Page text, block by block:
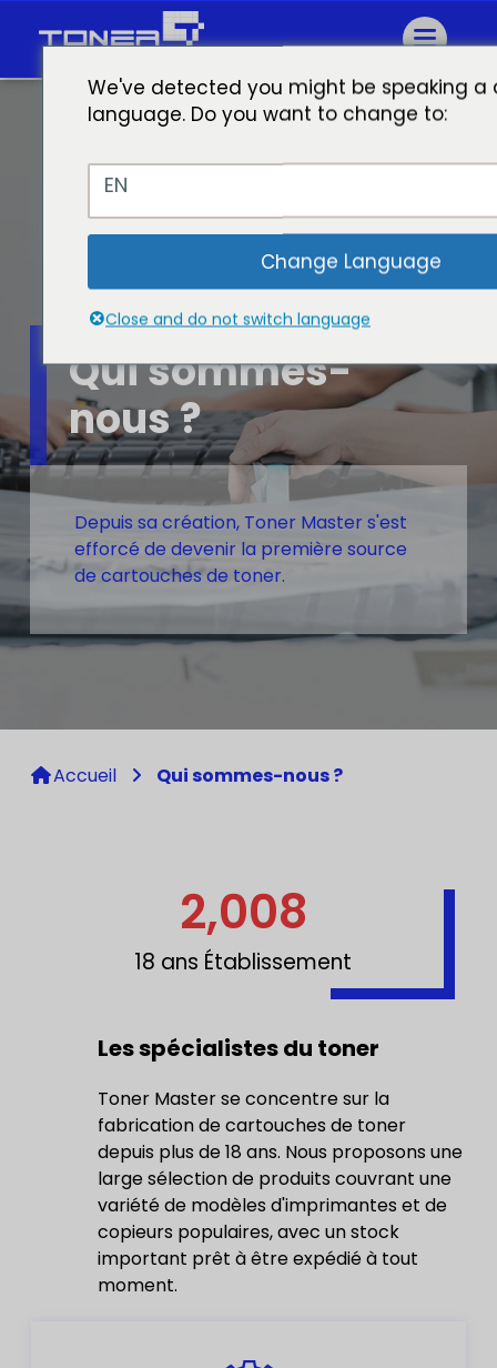
Qui sommes-
nous ?
Depuis sa création, Toner Master s'est
efforcé de devenir la première source
de cartouches de toner.
Accueil Qui sommes-nous ?
2,008
18 ans Établissement
Les spécialistes du toner
Toner Master se concentre sur la
fabrication de cartouches de toner
depuis plus de 18 ans. Nous proposons une
large sélection de produits couvrant une
variété de modèles d'imprimantes et de
copieurs populaires, avec un stock
important prêt à être expédié à tout
moment.
We've detected you might be speaking a
language. Do you want to change to:
EN
Change Language
Close and do not switch language